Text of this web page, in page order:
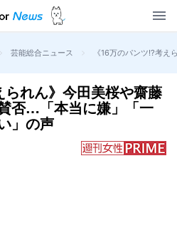
> 芸能総合ニュース > 《16万のパンツ⁉考え
られん》今田美桜や齋藤
否…「本当に嫌」「一
」の声